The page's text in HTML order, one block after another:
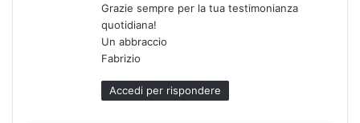
Grazie sempre per la tua testimonianza
quotidiana!
Un abbraccio
Fabrizio
Accedi per rispondere